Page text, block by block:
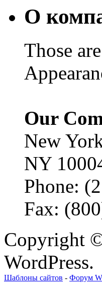
О
Those
Our
New
NY
Phone:
Fax:
Copyright
WordPress.
Шаблоны сайтов - Форум